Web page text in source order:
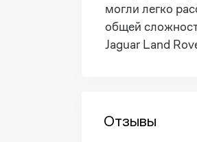
могли легко
общей
Jaguar Land
Отзывы